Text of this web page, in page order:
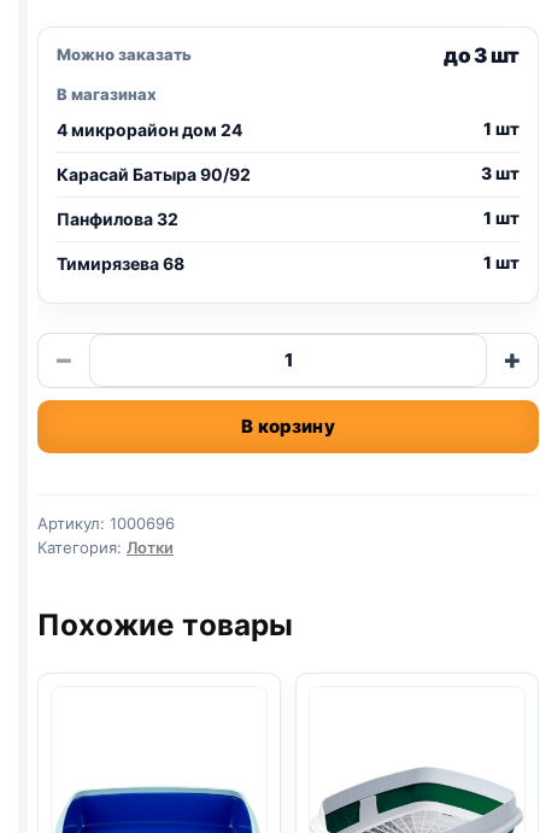
Можно заказать до 3 шт
В магазинах
4 микрорайон дом 24 1 шт
Карасай Батыра 90/92 3 шт
Панфилова 32 1 шт
Тимирязева 68 1 шт
−
Количество
товара
Туалет
ЗООЭКСПРЕСС
сеткой
+
В корзину
Артикул: 1000696
Категория: Лотки
Похожие товары